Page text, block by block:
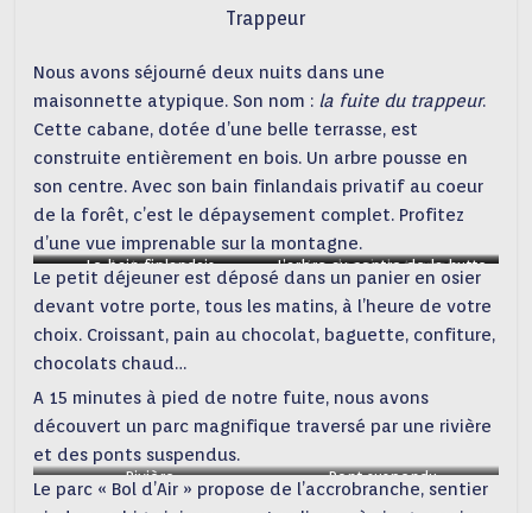
Trappeur
Nous avons séjourné deux nuits dans une
maisonnette atypique. Son nom : la fuite du trappeur.
Cette cabane, dotée d’une belle terrasse, est
construite entièrement en bois. Un arbre pousse en
son centre. Avec son bain finlandais privatif au coeur
de la forêt, c’est le dépaysement complet. Profitez
d’une vue imprenable sur la montagne.
La terrasse Vue depuis la terrasse
Le bain finlandais L’arbre au centre de la hutte
Le petit déjeuner est déposé dans un panier en osier
devant votre porte, tous les matins, à l’heure de votre
choix. Croissant, pain au chocolat, baguette, confiture,
chocolats chaud…
A 15 minutes à pied de notre fuite, nous avons
découvert un parc magnifique traversé par une rivière
et des ponts suspendus.
Rivière Pont suspendu
Le parc « Bol d’Air » propose de l’accrobranche, sentier